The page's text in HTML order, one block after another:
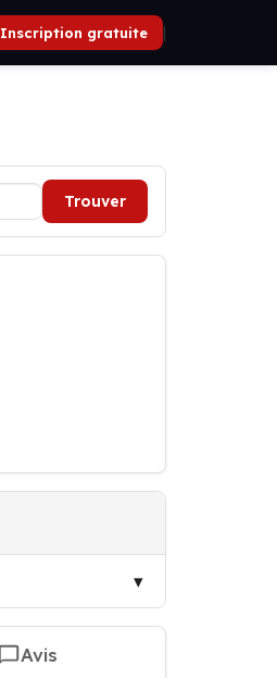
Inscription gratuite |
Trouver
Avis